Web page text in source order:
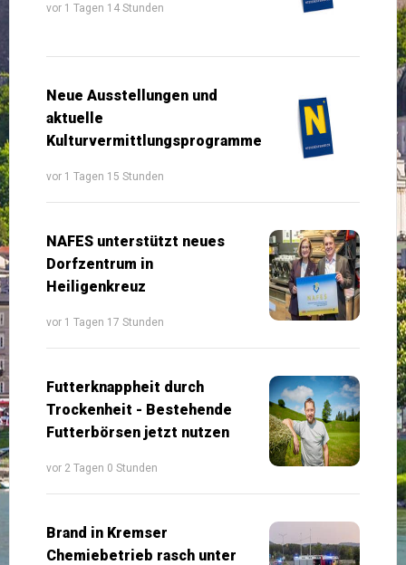
vor 1 Tagen 14 Stunden
Neue Ausstellungen und
aktuelle
Kulturvermittlungsprogramme
vor 1 Tagen 15 Stunden
NAFES unterstützt neues
Dorfzentrum in
Heiligenkreuz
vor 1 Tagen 17 Stunden
Futterknappheit durch
Trockenheit - Bestehende
Futterbörsen jetzt nutzen
vor 2 Tagen 0 Stunden
Brand in Kremser
Chemiebetrieb rasch unter